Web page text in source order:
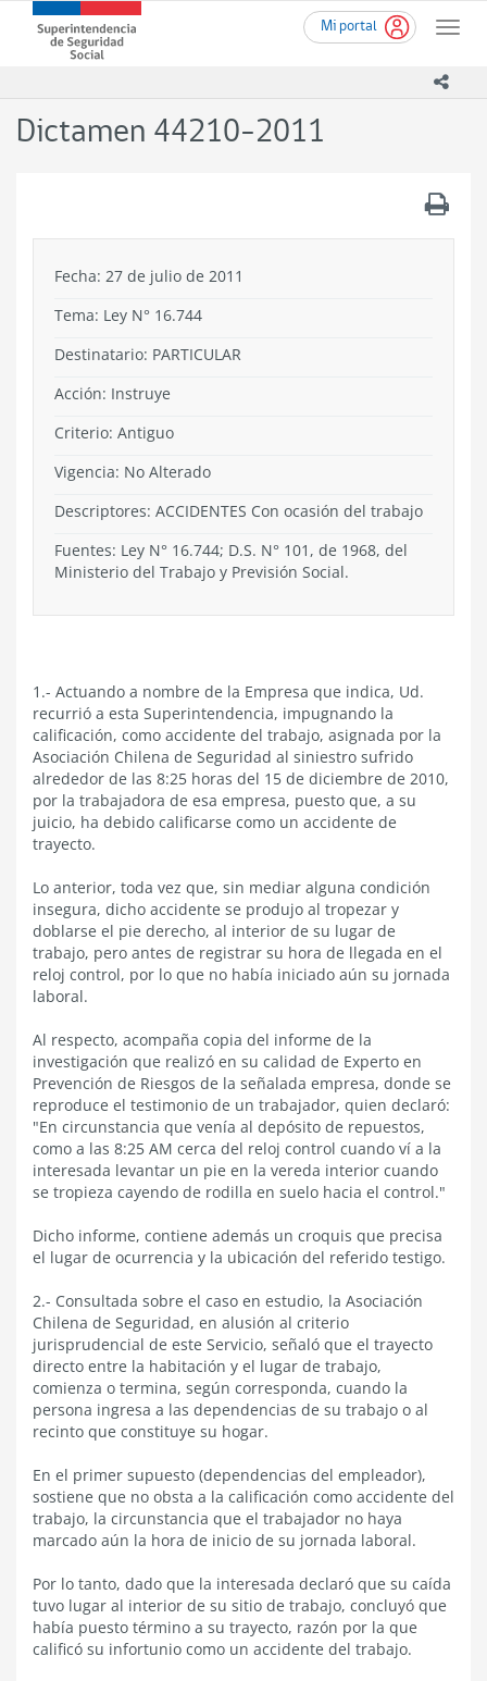
contenido
Mi portal
Toggle
Superintendencia
de
-
Dictamen 44210-2011
Fecha: 27 de julio de 2011
Tema: Ley N° 16.744
Destinatario: PARTICULAR
Acción: Instruye
Criterio: Antiguo
Vigencia: No Alterado
Descriptores: ACCIDENTES Con ocasión del trabajo
Fuentes: Ley N° 16.744; D.S. N° 101, de 1968, del
Ministerio del Trabajo y Previsión Social.
1.- Actuando a nombre de la Empresa que indica, Ud.
recurrió a esta Superintendencia, impugnando la
calificación, como accidente del trabajo, asignada por la
Asociación Chilena de Seguridad al siniestro sufrido
alrededor de las 8:25 horas del 15 de diciembre de 2010,
por la trabajadora de esa empresa, puesto que, a su
juicio, ha debido calificarse como un accidente de
trayecto.
Lo anterior, toda vez que, sin mediar alguna condición
insegura, dicho accidente se produjo al tropezar y
doblarse el pie derecho, al interior de su lugar de
trabajo, pero antes de registrar su hora de llegada en el
reloj control, por lo que no había iniciado aún su jornada
laboral.
Al respecto, acompaña copia del informe de la
investigación que realizó en su calidad de Experto en
Prevención de Riesgos de la señalada empresa, donde se
reproduce el testimonio de un trabajador, quien declaró:
"En circunstancia que venía al depósito de repuestos,
como a las 8:25 AM cerca del reloj control cuando ví a la
interesada levantar un pie en la vereda interior cuando
se tropieza cayendo de rodilla en suelo hacia el control."
Dicho informe, contiene además un croquis que precisa
el lugar de ocurrencia y la ubicación del referido testigo.
2.- Consultada sobre el caso en estudio, la Asociación
Chilena de Seguridad, en alusión al criterio
jurisprudencial de este Servicio, señaló que el trayecto
directo entre la habitación y el lugar de trabajo,
comienza o termina, según corresponda, cuando la
persona ingresa a las dependencias de su trabajo o al
recinto que constituye su hogar.
En el primer supuesto (dependencias del empleador),
sostiene que no obsta a la calificación como accidente del
trabajo, la circunstancia que el trabajador no haya
marcado aún la hora de inicio de su jornada laboral.
Por lo tanto, dado que la interesada declaró que su caída
tuvo lugar al interior de su sitio de trabajo, concluyó que
había puesto término a su trayecto, razón por la que
calificó su infortunio como un accidente del trabajo.